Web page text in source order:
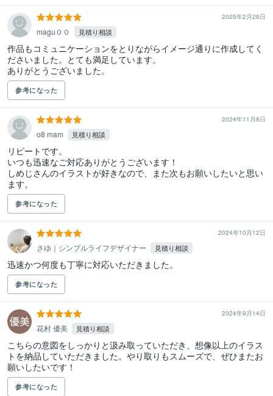
2025年2月26日
magu００ 見積り相談
作品もコミュニケーションをとりながらイメージ通りに作成してく
ださいました。とても満足しています。
ありがとうございました。
参考になった
2024年11月8日
o8 mam 見積り相談
リピートです。
いつも迅速なご対応ありがとうございます！
しめじさんのイラストが好きなので、また次もお願いしたいと思い
ます。
参考になった
2024年10月12日
さゆ｜シンプルライフデザイナー 見積り相談
迅速かつ何度も丁寧に対応いただきました。
参考になった
2024年9月14日
花村 優美 見積り相談
こちらの意図をしっかりと汲み取っていただき、想像以上のイラス
トを納品していただきました。やり取りもスムーズで、ぜひまたお
願いしたいです！
参考になった